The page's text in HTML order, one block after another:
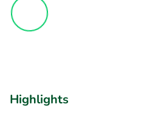
Highlights